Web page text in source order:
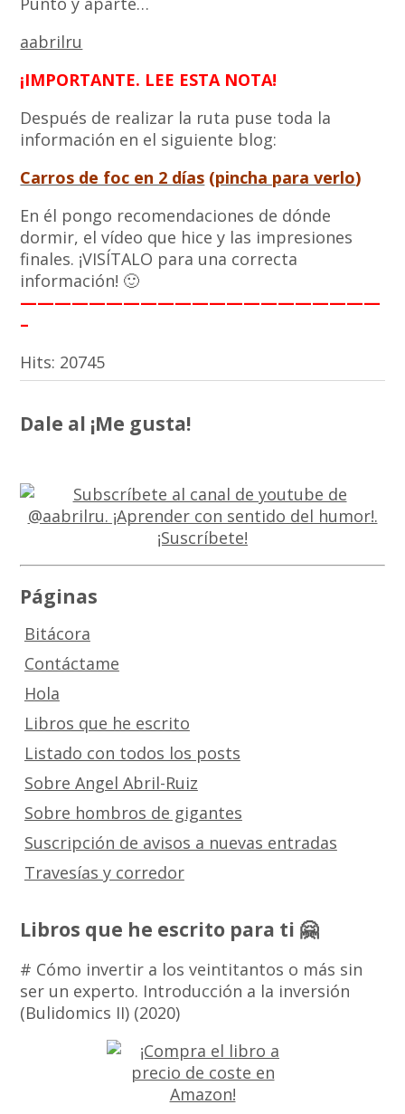
aabrilru
¡IMPORTANTE. LEE ESTA NOTA!
Después de realizar la ruta puse toda la
información en el siguiente blog:
Carros de foc en 2 días (pincha para verlo)
En él pongo recomendaciones de dónde
dormir, el vídeo que hice y las impresiones
finales. ¡VISÍTALO para una correcta
información! 🙂
—————————————————————
–
Hits: 20745
Dale al ¡Me gusta!
Páginas
Bitácora
Contáctame
Hola
Libros que he escrito
Listado con todos los posts
Sobre Angel Abril-Ruiz
Sobre hombros de gigantes
Suscripción de avisos a nuevas entradas
Travesías y corredor
Libros que he escrito para ti 🤗
# Cómo invertir a los veintitantos o más sin
ser un experto. Introducción a la inversión
(Bulidomics II) (2020)